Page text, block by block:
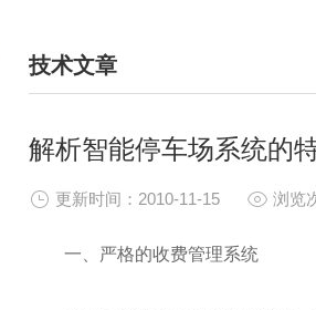
技术文章
/ TECHNICAL ARTICLES
解析智能停车场系统的
更新时间：2010-11-15 浏览
一、严格的收费管理系统